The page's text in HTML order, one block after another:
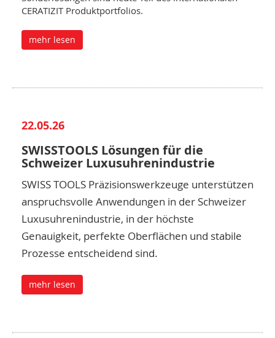
CERATIZIT Produktportfolios.
mehr lesen
22.05.26
SWISSTOOLS Lösungen für die
Schweizer Luxusuhrenindustrie
SWISS TOOLS Präzisionswerkzeuge unterstützen
anspruchsvolle Anwendungen in der Schweizer
Luxusuhrenindustrie, in der höchste
Genauigkeit, perfekte Oberflächen und stabile
Prozesse entscheidend sind.
mehr lesen